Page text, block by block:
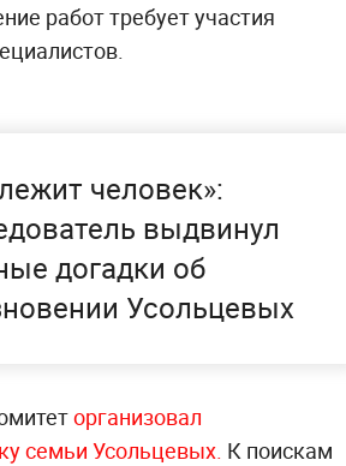
работ требует участия
человек»:
выдвинул
догадки об
Усольцевых
организовал
семьи Усольцевых. К поискам